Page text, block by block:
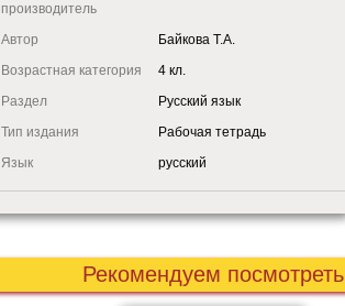
производитель
Автор
Байкова Т.А.
Возрастная категория
4 кл.
Раздел
Русский язык
Тип издания
Рабочая тетрадь
Язык
русский
Рекомендуем посмотреть